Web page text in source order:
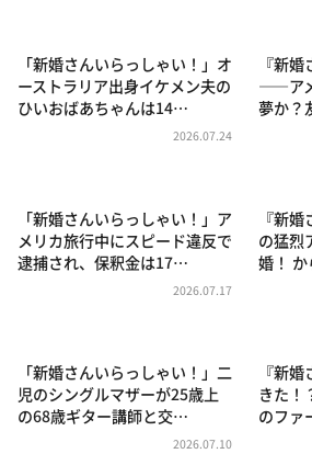
news おかえり
河合＆A.B.C-Z塚田×福井アナ「な
（news おかえり）
朝だ！生です旅サラダ
教えて！ニュースライブ 正義のミ
ポツンと一軒家
ザキ山小屋本館
「新婚さんいらっしゃい！」オ
ーストラリア出身イケメン夫の
ひいおばあちゃんは14…
2026.07.24
『新
――ア
夢か
「新婚さんいらっしゃい！」ア
メリカ旅行中にスピード違反で
逮捕され、保釈金は17…
2026.07.17
『新
の猛烈
婚！
「新婚さんいらっしゃい！」二
児のシングルマザーが25歳上
の68歳ギター講師と交…
2026.07.10
『新
きた！
のファ